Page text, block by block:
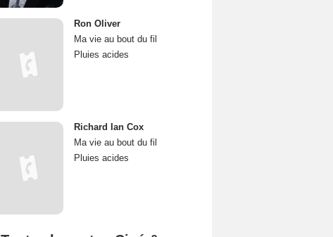
Ron Oliver
Ma vie au bout du fil
Pluies acides
Richard Ian Cox
Ma vie au bout du fil
Pluies acides